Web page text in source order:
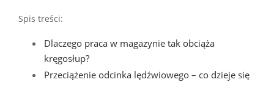
Spis treści:
Dlaczego praca w magazynie tak obciąża
kręgosłup?
Przeciążenie odcinka lędźwiowego – co dzieje się